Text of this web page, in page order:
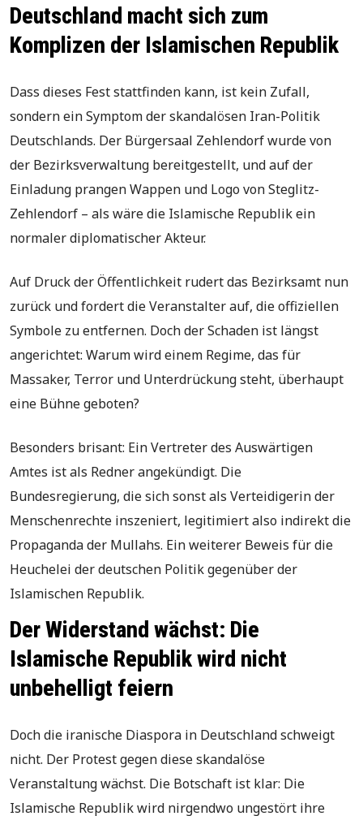
Deutschland macht sich zum
Komplizen der Islamischen Republik
Dass dieses Fest stattfinden kann, ist kein Zufall,
sondern ein Symptom der skandalösen Iran-Politik
Deutschlands. Der Bürgersaal Zehlendorf wurde von
der Bezirksverwaltung bereitgestellt, und auf der
Einladung prangen Wappen und Logo von Steglitz-
Zehlendorf – als wäre die Islamische Republik ein
normaler diplomatischer Akteur.
Auf Druck der Öffentlichkeit rudert das Bezirksamt nun
zurück und fordert die Veranstalter auf, die offiziellen
Symbole zu entfernen. Doch der Schaden ist längst
angerichtet: Warum wird einem Regime, das für
Massaker, Terror und Unterdrückung steht, überhaupt
eine Bühne geboten?
Besonders brisant: Ein Vertreter des Auswärtigen
Amtes ist als Redner angekündigt. Die
Bundesregierung, die sich sonst als Verteidigerin der
Menschenrechte inszeniert, legitimiert also indirekt die
Propaganda der Mullahs. Ein weiterer Beweis für die
Heuchelei der deutschen Politik gegenüber der
Islamischen Republik.
Der Widerstand wächst: Die
Islamische Republik wird nicht
unbehelligt feiern
Doch die iranische Diaspora in Deutschland schweigt
nicht. Der Protest gegen diese skandalöse
Veranstaltung wächst. Die Botschaft ist klar: Die
Islamische Republik wird nirgendwo ungestört ihre